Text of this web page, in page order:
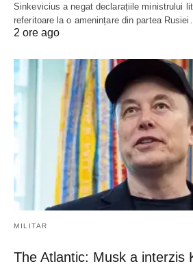
Sinkevicius a negat declarațiile ministrului
referitoare la o amenințare din partea Rusiei…
2 ore ago
MILITAR
The Atlantic: Musk a interzis